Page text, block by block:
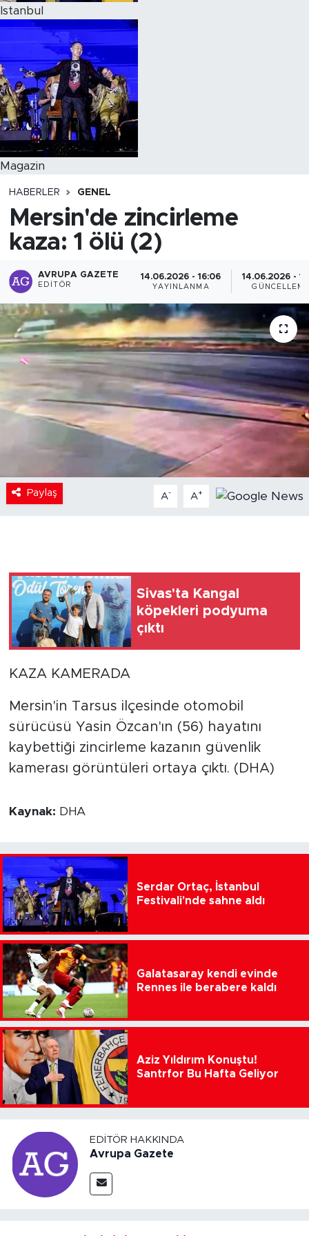
Istanbul
Magazin
HABERLER GENEL
Mersin'de zincirleme
kaza: 1 ölü (2)
AVRUPA GAZETE
EDITÖR
14.06.2026 - 16:06
YAYINLANMA
14.06.2026 -
Paylaş A- A+
Sivas'ta Kangal
köpekleri podyuma
çıktı
KAZA KAMERADA
Mersin'in Tarsus ilçesinde otomobil
sürücüsü Yasin Özcan'ın (56) hayatını
kaybettiği zincirleme kazanın güvenlik
kamerası görüntüleri ortaya çıktı. (DHA)
Kaynak: DHA
Serdar Ortaç, İstanbul
Festivali'nde sahne aldı
Galatasaray kendi evinde
Rennes ile berabere kaldı
Aziz Yıldırım Konuştu!
Santrfor Bu Hafta Geliyor
EDITÖR HAKKINDA
Avrupa Gazete